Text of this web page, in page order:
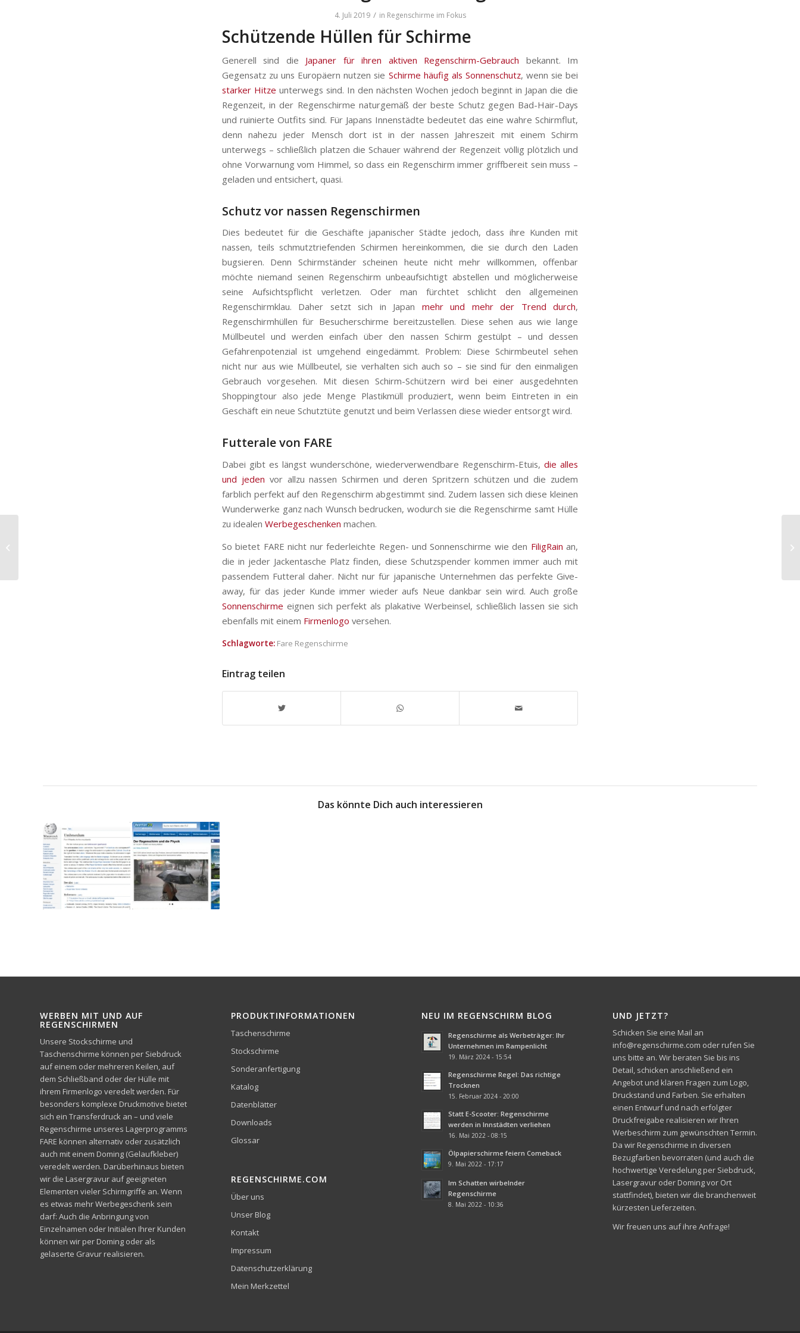
4. Juli 2019 / in Regenschirme im Fokus
Schützende Hüllen für Schirme
Generell sind die Japaner für ihren aktiven Regenschirm-Gebrauch bekannt. Im
Gegensatz zu uns Europäern nutzen sie Schirme häufig als Sonnenschutz, wenn sie bei
starker Hitze unterwegs sind. In den nächsten Wochen jedoch beginnt in Japan die die
Regenzeit, in der Regenschirme naturgemäß der beste Schutz gegen Bad-Hair-Days
und ruinierte Outfits sind. Für Japans Innenstädte bedeutet das eine wahre Schirmflut,
denn nahezu jeder Mensch dort ist in der nassen Jahreszeit mit einem Schirm
unterwegs – schließlich platzen die Schauer während der Regenzeit völlig plötzlich und
ohne Vorwarnung vom Himmel, so dass ein Regenschirm immer griffbereit sein muss –
geladen und entsichert, quasi.
Schutz vor nassen Regenschirmen
Dies bedeutet für die Geschäfte japanischer Städte jedoch, dass ihre Kunden mit
nassen, teils schmutztriefenden Schirmen hereinkommen, die sie durch den Laden
bugsieren. Denn Schirmständer scheinen heute nicht mehr willkommen, offenbar
möchte niemand seinen Regenschirm unbeaufsichtigt abstellen und möglicherweise
seine Aufsichtspflicht verletzen. Oder man fürchtet schlicht den allgemeinen
Regenschirmklau. Daher setzt sich in Japan mehr und mehr der Trend durch,
Regenschirmhüllen für Besucherschirme bereitzustellen. Diese sehen aus wie lange
Müllbeutel und werden einfach über den nassen Schirm gestülpt – und dessen
Gefahrenpotenzial ist umgehend eingedämmt. Problem: Diese Schirmbeutel sehen
nicht nur aus wie Müllbeutel, sie verhalten sich auch so – sie sind für den einmaligen
Gebrauch vorgesehen. Mit diesen Schirm-Schützern wird bei einer ausgedehnten
Shoppingtour also jede Menge Plastikmüll produziert, wenn beim Eintreten in ein
Geschäft ein neue Schutztüte genutzt und beim Verlassen diese wieder entsorgt wird.
Futterale von FARE
Dabei gibt es längst wunderschöne, wiederverwendbare Regenschirm-Etuis, die alles
und jeden vor allzu nassen Schirmen und deren Spritzern schützen und die zudem
farblich perfekt auf den Regenschirm abgestimmt sind. Zudem lassen sich diese kleinen
Wunderwerke ganz nach Wunsch bedrucken, wodurch sie die Regenschirme samt Hülle
zu idealen Werbegeschenken machen.
So bietet FARE nicht nur federleichte Regen- und Sonnenschirme wie den FiligRain an,
die in jeder Jackentasche Platz finden, diese Schutzspender kommen immer auch mit
passendem Futteral daher. Nicht nur für japanische Unternehmen das perfekte Give-
away, für das jeder Kunde immer wieder aufs Neue dankbar sein wird. Auch große
Sonnenschirme eignen sich perfekt als plakative Werbeinsel, schließlich lassen sie sich
ebenfalls mit einem Firmenlogo versehen.
Schlagworte: Fare Regenschirme
Eintrag teilen
Das könnte Dich auch interessieren
WERBEN MIT UND AUF
REGENSCHIRMEN
Unsere Stockschirme und
Taschenschirme können per Siebdruck
auf einem oder mehreren Keilen, auf
dem Schließband oder der Hülle mit
ihrem Firmenlogo veredelt werden. Für
besonders komplexe Druckmotive bietet
sich ein Transferdruck an – und viele
Regenschirme unseres Lagerprogramms
FARE können alternativ oder zusätzlich
auch mit einem Doming (Gelaufkleber)
veredelt werden. Darüberhinaus bieten
wir die Lasergravur auf geeigneten
Elementen vieler Schirmgriffe an. Wenn
es etwas mehr Werbegeschenk sein
darf: Auch die Anbringung von
Einzelnamen oder Initialen Ihrer Kunden
können wir per Doming oder als
gelaserte Gravur realisieren.
PRODUKTINFORMATIONEN
Taschenschirme
Stockschirme
Sonderanfertigung
Katalog
Datenblätter
Downloads
Glossar
REGENSCHIRME.COM
Über uns
Unser Blog
Kontakt
Impressum
Datenschutzerklärung
Mein Merkzettel
NEU IM REGENSCHIRM BLOG
Regenschirme als Werbeträger: Ihr
Unternehmen im Rampenlicht
19. März 2024 - 15:54
Regenschirme Regel: Das richtige
Trocknen
15. Februar 2024 - 20:00
Statt E-Scooter: Regenschirme
werden in Innstädten verliehen
16. Mai 2022 - 08:15
Ölpapierschirme feiern Comeback
9. Mai 2022 - 17:17
Im Schatten wirbelnder
Regenschirme
8. Mai 2022 - 10:36
UND JETZT?
Schicken Sie eine Mail an
info@regenschirme.com oder rufen Sie
uns bitte an. Wir beraten Sie bis ins
Detail, schicken anschließend ein
Angebot und klären Fragen zum Logo,
Druckstand und Farben. Sie erhalten
einen Entwurf und nach erfolgter
Druckfreigabe realisieren wir Ihren
Werbeschirm zum gewünschten Termin.
Da wir Regenschirme in diversen
Bezugfarben bevorraten (und auch die
hochwertige Veredelung per Siebdruck,
Lasergravur oder Doming vor Ort
stattfindet), bieten wir die branchenweit
kürzesten Lieferzeiten.
Wir freuen uns auf ihre Anfrage!